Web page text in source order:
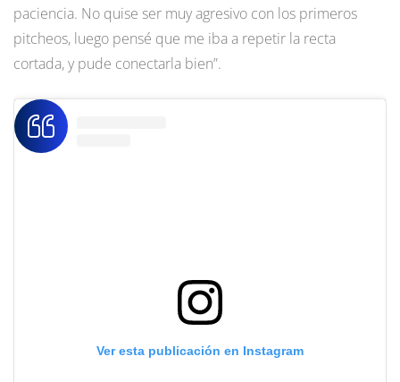
paciencia. No quise ser muy agresivo con los primeros
pitcheos, luego pensé que me iba a repetir la recta
cortada, y pude conectarla bien”.
Ver esta publicación en Instagram